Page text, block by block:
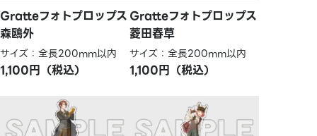
Gratteフォトプロップス
森鴎外
サイズ：全長200mm以内
1,100円（税込）
Gratteフォトプロップス
菱田春草
サイズ：全長200mm以内
1,100円（税込）